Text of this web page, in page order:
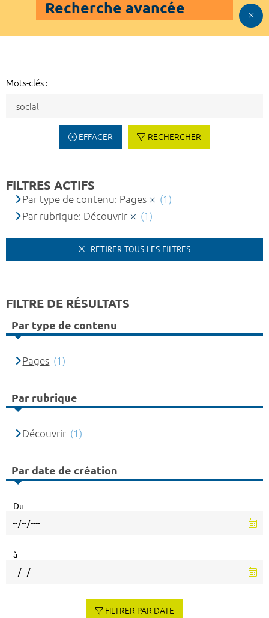
Recherche avancée
Mots-clés :
EFFACER RECHERCHER
FILTRES ACTIFS
Par type de contenu: Pages
(1)
Par rubrique: Découvrir
(1)
RETIRER TOUS LES FILTRES
FILTRE DE RÉSULTATS
Par type de contenu
Pages (1)
Par rubrique
Découvrir (1)
Par date de création
Du
à
FILTRER PAR DATE